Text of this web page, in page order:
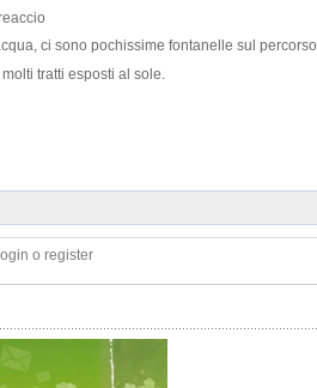
ci sono pochissime fontanelle sul percorso
tratti esposti al sole.
o register